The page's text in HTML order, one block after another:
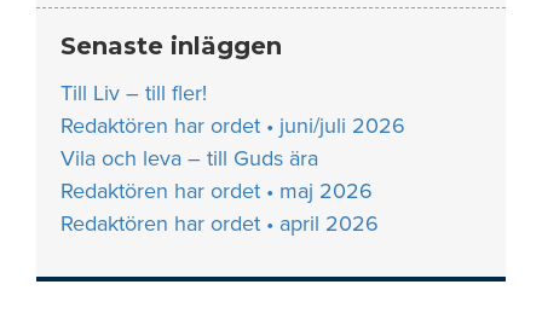
Senaste inläggen
Till Liv – till fler!
Redaktören har ordet • juni/juli 2026
Vila och leva – till Guds ära
Redaktören har ordet • maj 2026
Redaktören har ordet • april 2026